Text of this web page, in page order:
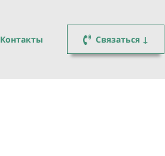
Контакты Связаться ↓